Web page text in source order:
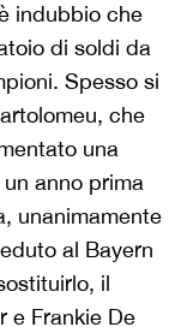
indubbio che
di soldi da
Spesso si
che
una
anno prima
unanimamente
al Bayern
il
e Frankie De